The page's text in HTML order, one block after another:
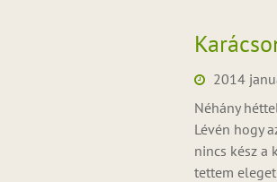
2014
Néhány
Lévén hogy
nincs kész a
tettem